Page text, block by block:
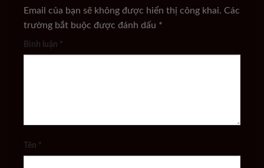
Email của bạn sẽ không được hiển thị công khai. Các
trường bắt buộc được đánh dấu *
Bình luận *
Tên *